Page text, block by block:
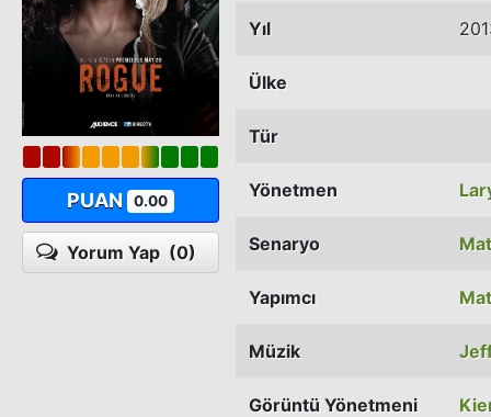
PUAN 0.00
Yorum Yap (0)
Yıl
Ülke
Tür
Yönetmen
Senaryo
Yapımcı
Müzik
Görüntü Yönetmeni